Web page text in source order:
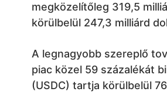
megközelítőleg 319,5
körülbelül 247,3 milliárd
A legnagyobb szereplő
piac közel 59 százalékát
(USDC) tartja körülbelül